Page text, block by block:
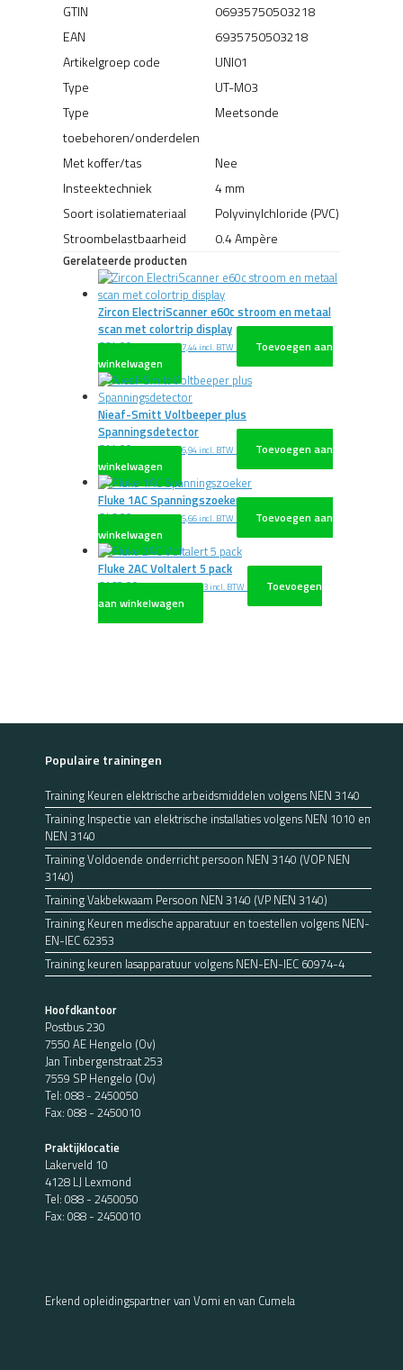
GTIN
06935750503218
EAN
6935750503218
Artikelgroep code
UNI01
Type
UT-M03
Type
toebehoren/onderdelen
Meetsonde
Met koffer/tas
Nee
Insteektechniek
4 mm
Soort isolatiemateriaal
Polyvinylchloride (PVC)
Stroombelastbaarheid
0.4 Ampère
Gerelateerde producten
Zircon ElectriScanner e60c stroom en metaal
scan met colortrip display
€64,00 excl. BTW€77,44 incl. BTW
Toevoegen aan
winkelwagen
Nieaf-Smitt Voltbeeper plus
Spanningsdetector
€14,00 excl. BTW€16,94 incl. BTW
Toevoegen aan
winkelwagen
Fluke 1AC Spanningszoeker
€46,00 excl. BTW€55,66 incl. BTW
Toevoegen aan
winkelwagen
Fluke 2AC Voltalert 5 pack
€163,00 excl. BTW€197,23 incl. BTW
Toevoegen
aan winkelwagen
Populaire trainingen
Training Keuren elektrische arbeidsmiddelen volgens NEN 3140
Training Inspectie van elektrische installaties volgens NEN 1010 en
NEN 3140
Training Voldoende onderricht persoon NEN 3140 (VOP NEN
3140)
Training Vakbekwaam Persoon NEN 3140 (VP NEN 3140)
Training Keuren medische apparatuur en toestellen volgens NEN-
EN-IEC 62353
Training keuren lasapparatuur volgens NEN-EN-IEC 60974-4
Hoofdkantoor
Postbus 230
7550 AE Hengelo (Ov)
Jan Tinbergenstraat 253
7559 SP Hengelo (Ov)
Tel: 088 - 2450050
Fax: 088 - 2450010
Praktijklocatie
Lakerveld 10
4128 LJ Lexmond
Tel: 088 - 2450050
Fax: 088 - 2450010
Erkend opleidingspartner van Vomi en van Cumela